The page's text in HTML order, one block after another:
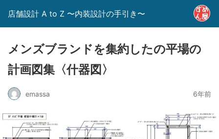
店舗設計 A to Z 〜内装設計の手引き〜
メンズブランドを集約したの平場の
計画図集〈什器図〉
emassa 6年前